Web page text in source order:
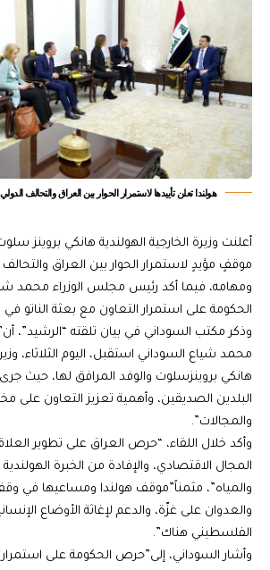
هولندا تعلن تأييدها لاستمرار الحوار بين العراق والتحالف
أعلنت وزيرة الخارجية الهولندية هانكي بروينز
موقفٍ مؤيدٍ لاستمرار الحوار بين العراق والتحالف
ومهامه، فيما أكد رئيس مجلس الوزراء محمد
الحكومة على استمرار التعاون مع بعثة الناتو في
وذكر مكتب السوداني في بيان تلقته “الرشيد”،
محمد شياع السوداني استقبل، اليوم الثلاثاء،
هانكي بروينزسلوت والوفد المرافق لها، حيث
البلدين الصديقين، وأهمية تعزيز التعاون على
والمجالات”.
وأكد خلال اللقاء، “حرص العراق على تطوير
المجال الاقتصادي، والإفادة من الخبرة
والمياه”، مثمناً”موقف هولندا ومساعيها في وقف
والعدوان على غزّة، والدعم لإغاثة الأوضاع
الفلسطيني هناك”.
وأشار السوداني، إلى”حرص الحكومة على